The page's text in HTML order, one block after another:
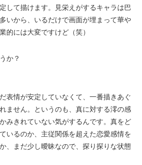
して描けます。見栄えがするキャラは巴
いから、いるだけで画面が埋まって華や
には大変ですけど（笑）
か？
表情が安定していなくて、一番描きあぐ
ません。というのも、真に対する澪の感
みきれていない気がするんです。真をど
いるのか、主従関係を超えた恋愛感情を
、まだ少し曖昧なので、探り探りな状態